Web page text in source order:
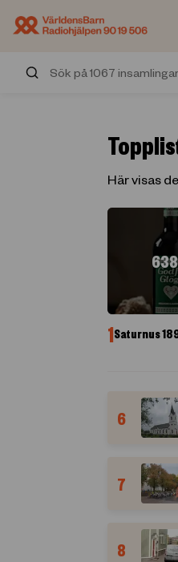
Sök på insamlingar och
Här visas
1Saturnus
6
7
8